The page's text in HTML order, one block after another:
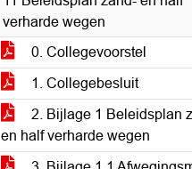
verharde wegen
0. Collegevoorstel
1. Collegebesluit
2. Bijlage 1 Beleidsplan
en half verharde wegen